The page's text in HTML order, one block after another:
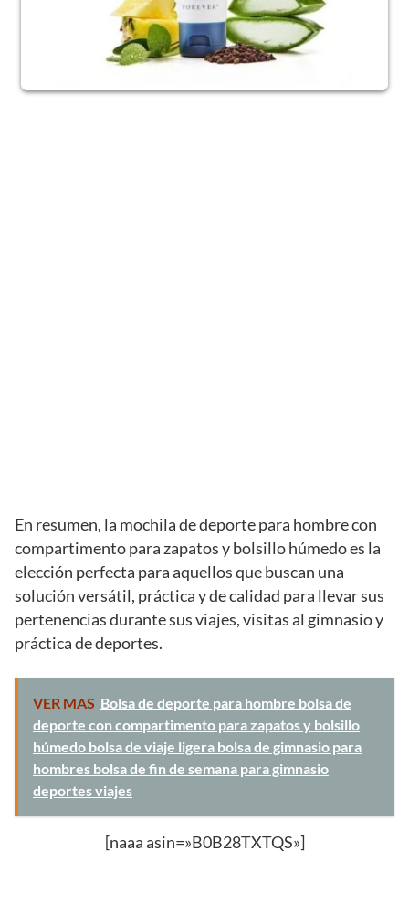
En resumen, la mochila de deporte para hombre con
compartimento para zapatos y bolsillo húmedo es la
elección perfecta para aquellos que buscan una
solución versátil, práctica y de calidad para llevar sus
pertenencias durante sus viajes, visitas al gimnasio y
práctica de deportes.
VER MAS Bolsa de deporte para hombre bolsa de
deporte con compartimento para zapatos y bolsillo
húmedo bolsa de viaje ligera bolsa de gimnasio para
hombres bolsa de fin de semana para gimnasio
deportes viajes
[naaa asin=»B0B28TXTQS»]